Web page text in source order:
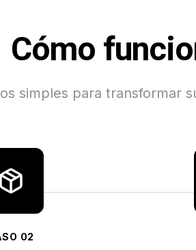
Cómo
simples para transformar
02